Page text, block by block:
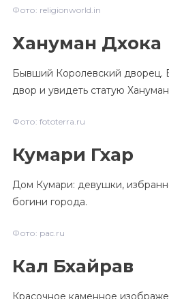
Фото: religionworld.in
Хануман Дхока
Бывший Королевский дворец.
двор и увидеть статую
Фото: fototerra.ru
Кумари Гхар
Дом Кумари: девушки,
богини города.
Фото: pac.ru
Кал Бхайрав
Красочное каменное